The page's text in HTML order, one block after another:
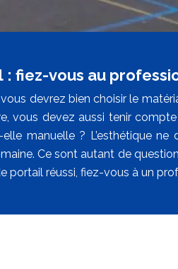
fiez-vous au
devrez bien choisir le
vous devez aussi tenir
elle manuelle ? L’esthétique
Ce sont autant de
portail réussi, fiez-vous à un